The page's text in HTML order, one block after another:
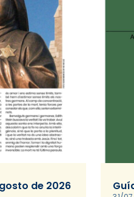
de 2026